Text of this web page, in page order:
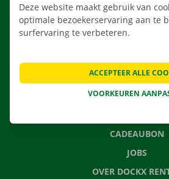
CONTACTEER
VEELGESTELDE
CADEAUBON
JOBS
OVER DOCKX
Deze website maakt gebruik van
optimale bezoekerservaring aan te
surfervaring te verbeteren.
VOORKEUREN
ACCEPTEER ALLE